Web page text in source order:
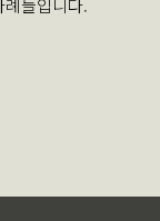
들입니다.